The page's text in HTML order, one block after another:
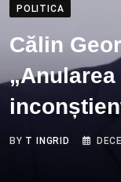
POLITICA
Călin
BY T INGRID